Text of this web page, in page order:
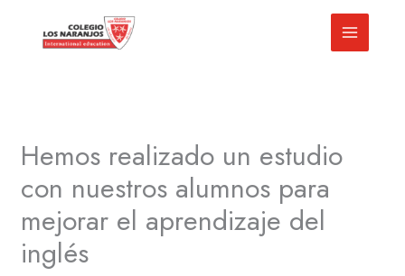
Hemos realizado un estudio
con nuestros alumnos para
mejorar el aprendizaje del
inglés